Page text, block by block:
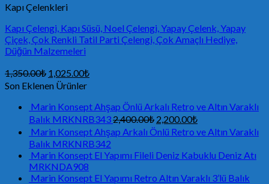
Kapı Çelenkleri
Kapı Çelengi, Kapı Süsü, Noel Çelengi, Yapay Çelenk, Yapay
Çiçek, Çok Renkli Tatil Parti Çelengi, Çok Amaçlı Hediye,
Düğün Malzemeleri
1,350.00₺ 1,025.00₺
Son Eklenen Ürünler
Marin Konsept Ahşap Önlü Arkalı Retro ve Altın Varaklı
Balık MRKNRB3432,400.00₺ 2,200.00₺
Marin Konsept Ahşap Arkalı Önlü Retro ve Altın Varaklı
Balık MRKNRB342
Marin Konsept El Yapımı Fileli Deniz Kabuklu Deniz Atı
MRKNDA908
Marin Konsept El Yapımı Retro Altın Varaklı 3’lü Balık